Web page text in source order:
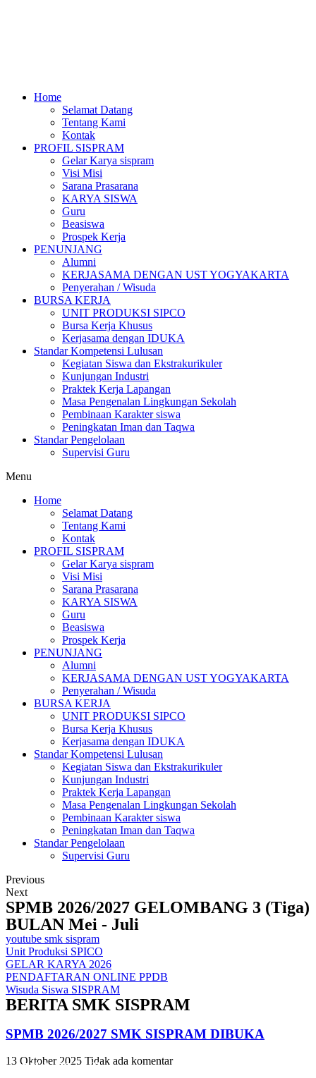
Home
Selamat Datang
Tentang Kami
Kontak
PROFIL SISPRAM
Gelar Karya sispram
Visi Misi
Sarana Prasarana
KARYA SISWA
Guru
Beasiswa
Prospek Kerja
PENUNJANG
Alumni
KERJASAMA DENGAN UST YOGYAKARTA
Penyerahan / Wisuda
BURSA KERJA
UNIT PRODUKSI SIPCO
Bursa Kerja Khusus
Kerjasama dengan IDUKA
Standar Kompetensi Lulusan
Kegiatan Siswa dan Ekstrakurikuler
Kunjungan Industri
Praktek Kerja Lapangan
Masa Pengenalan Lingkungan Sekolah
Pembinaan Karakter siswa
Peningkatan Iman dan Taqwa
Standar Pengelolaan
Supervisi Guru
Menu
Home
Selamat Datang
Tentang Kami
Kontak
PROFIL SISPRAM
Gelar Karya sispram
Visi Misi
Sarana Prasarana
KARYA SISWA
Guru
Beasiswa
Prospek Kerja
PENUNJANG
Alumni
KERJASAMA DENGAN UST YOGYAKARTA
Penyerahan / Wisuda
BURSA KERJA
UNIT PRODUKSI SIPCO
Bursa Kerja Khusus
Kerjasama dengan IDUKA
Standar Kompetensi Lulusan
Kegiatan Siswa dan Ekstrakurikuler
Kunjungan Industri
Praktek Kerja Lapangan
Masa Pengenalan Lingkungan Sekolah
Pembinaan Karakter siswa
Peningkatan Iman dan Taqwa
Standar Pengelolaan
Supervisi Guru
Slide Heading
Slide Heading
Slide Heading
Previous
Next
SPMB 2026/2027 GELOMBANG 3 (Tiga)
BULAN Mei - Juli
youtube smk sispram
Unit Produksi SPICO
GELAR KARYA 2026
PENDAFTARAN ONLINE PPDB
Wisuda Siswa SISPRAM
BERITA SMK SISPRAM
SPMB 2026/2027 SMK SISPRAM DIBUKA
13 Oktober 2025 Tidak ada komentar